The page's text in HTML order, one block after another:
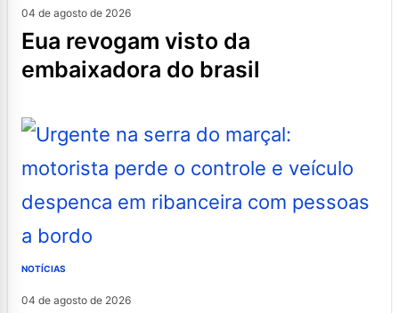
04 de agosto de 2026
eua revogam visto da
embaixadora do brasil
NOTÍCIAS
04 de agosto de 2026